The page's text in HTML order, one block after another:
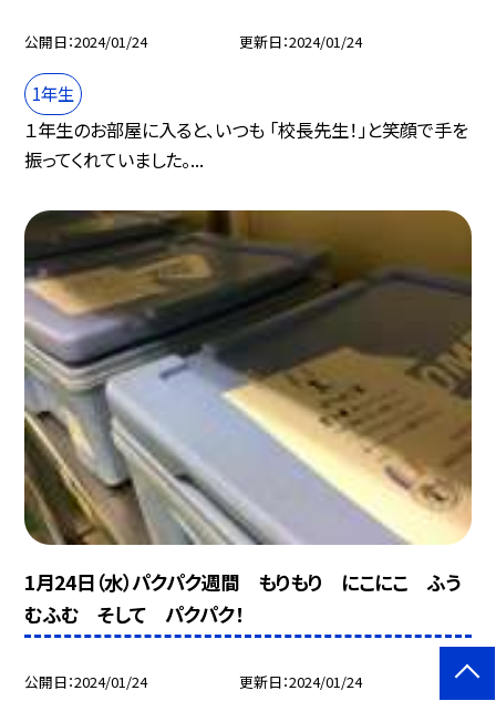
公開日 2024/01/24 更新日 2024/01/24
1年生
１年生のお部屋に入ると、いつも 「校長先生！」と笑顔で手を
振ってくれていました。...
1月24日（水）パクパク週間 もりもり にこにこ ふう
むふむ そして パクパク！
公開日 2024/01/24 更新日 2024/01/24